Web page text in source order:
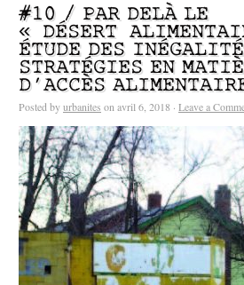
#10 / PAR DELÀ LE
« DÉSERT
ÉTUDE DES
STRATÉGIES EN
D’ACCÈS
Posted byurbanites on avril 6, 2018 · Leave a